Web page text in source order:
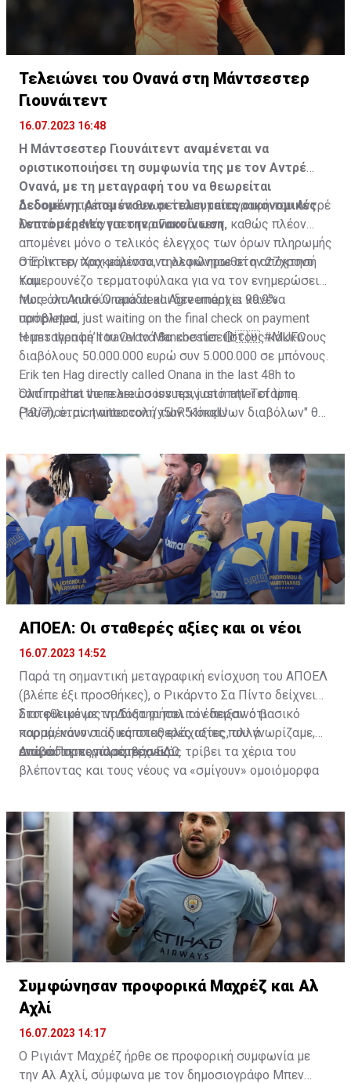
Τελειώνει του Ονανά στη Μάντσεστερ
Γιουνάιτεντ
16.07.2023 16:48
Η Μάντσεστερ Γιουνάιτεντ αναμένεται να
οριστικοποιήσει τη συμφωνία της με τον Αντρέ
Ονανά, με τη μεταγραφή του να θεωρείται
δεδομένη. Απομένουν οι τελευταίες οικονομικές
λεπτομέρειες για την ανακοίνωση.
Δεδομένη πρέπει να θεωρείται η μεταγραφή του Αντρέ
Ονανά στη Μάντσεστερ Γιουνάιτεντ, καθώς πλέον
απομένει μόνο ο τελικός έλεγχος των όρων πληρωμής
στη Ίντερ, προκειμένου να ολοκληρωθεί η απόκτησή
του.
Ο Έρικ τεν Χαχ μάλιστα, τηλεφώνησε στον 27χρονο
Καμερουνέζο τερματοφύλακα για να τον ενημερώσει
πως όλα κυλούν ομάδα και δεν υπάρχει κανένα
πρόβλημα.
More on André Onana deal. Agreement is 99.9%
completed, just waiting on the final check on payment
terms then he’ll travel to Manchester. 🔴🇨🇲#MUFC
Erik ten Hag directly called Onana in the last 48h to
confirm that there are no issues, just matter of time.
Patience.pic.twitter.com/y5hR51mqlU
Η μεταγραφή του Ονανά θα κοστίσει στους κόκκινους
διαβόλους 50.000.000 ευρώ συν 5.000.000 σε μπόνους.
Όλα πρέπει να τελειώσουν πριν από την Τετάρτη
(19/7), όταν η αποστολή των "κόκκινων διαβόλων" θα
ΑΠΟΕΛ: Οι σταθερές αξίες και οι νέοι
16.07.2023 14:52
Παρά τη σημαντική μεταγραφική ενίσχυση του ΑΠΟΕΛ
(βλέπε έξι προσθήκες), ο Ρικάρντο Σα Πίντο δείχνει
διατεθειμένος να διατηρήσει τον περσινό βασικό
κορμό, κάνοντας κάποιες ελάχιστες, αλλά
απαραίτητες παρεμβάσεις.
Στο φιλικό με τη Δόξα οι παλιοί έδειξαν ότι
παραμένουν οι ίδιες σταθερές αξίες που γνωρίζαμε,
ενώ ο Πορτογάλος τεχνικός τρίβει τα χέρια του
βλέποντας και τους νέους να «σμίγουν» ομοιόμορφα
Διαβάστε περισσότεραΕΔΩ.
Συμφώνησαν προφορικά Μαχρέζ και Αλ
Αχλί
16.07.2023 14:17
Ο Ριγιάντ Μαχρέζ ήρθε σε προφορική συμφωνία με
την Αλ Αχλί, σύμφωνα με τον δημοσιογράφο Μπεν